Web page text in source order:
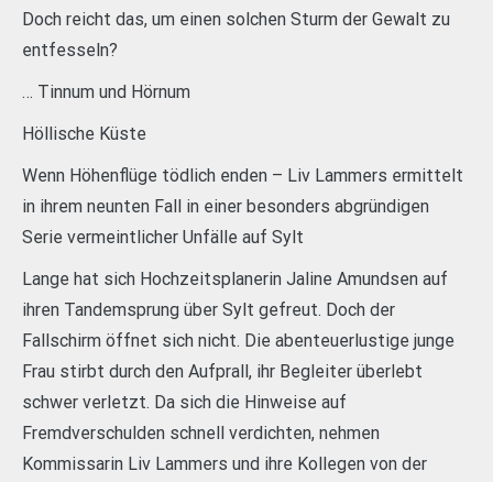
Doch reicht das, um einen solchen Sturm der Gewalt zu
entfesseln?
… Tinnum und Hörnum
Höllische Küste
Wenn Höhenflüge tödlich enden – Liv Lammers ermittelt
in ihrem neunten Fall in einer besonders abgründigen
Serie vermeintlicher Unfälle auf Sylt
Lange hat sich Hochzeitsplanerin Jaline Amundsen auf
ihren Tandemsprung über Sylt gefreut. Doch der
Fallschirm öffnet sich nicht. Die abenteuerlustige junge
Frau stirbt durch den Aufprall, ihr Begleiter überlebt
schwer verletzt. Da sich die Hinweise auf
Fremdverschulden schnell verdichten, nehmen
Kommissarin Liv Lammers und ihre Kollegen von der